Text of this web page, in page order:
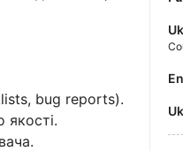
bug reports).